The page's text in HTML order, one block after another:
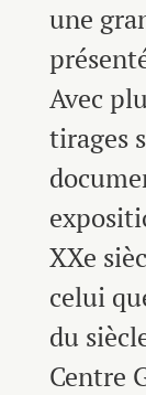
une
Avec
tirages
XXe
celui
du
Centre